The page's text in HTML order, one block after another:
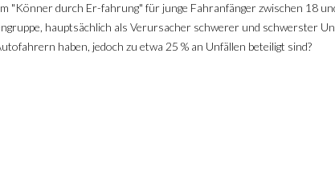
"Könner durch Er-fahrung" für junge Fahranfänger zwischen 18
hauptsächlich als Verursacher schwerer und schwerster
haben, jedoch zu etwa 25 % an Unfällen beteiligt sind?